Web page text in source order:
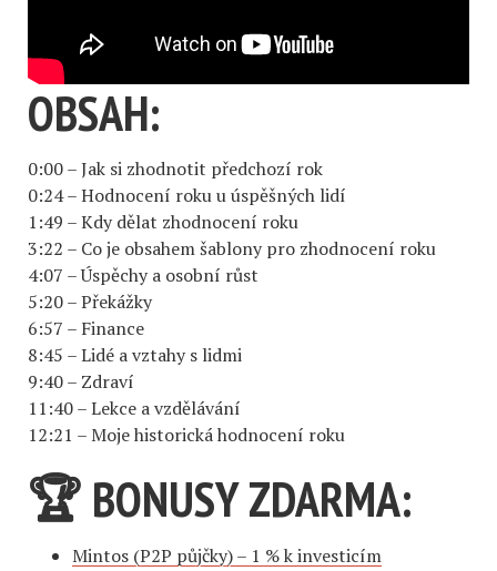
OBSAH:
0:00 – Jak si zhodnotit předchozí rok
0:24 – Hodnocení roku u úspěšných lidí
1:49 – Kdy dělat zhodnocení roku
3:22 – Co je obsahem šablony pro zhodnocení roku
4:07 – Úspěchy a osobní růst
5:20 – Překážky
6:57 – Finance
8:45 – Lidé a vztahy s lidmi
9:40 – Zdraví
11:40 – Lekce a vzdělávání
12:21 – Moje historická hodnocení roku
🏆 BONUSY ZDARMA:
Mintos (P2P půjčky) – 1 % k investicím